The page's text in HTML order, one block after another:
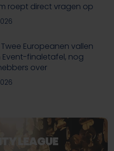
roept direct vragen op
Twee Europeanen vallen
finaletafel, nog
over
LEAGUE